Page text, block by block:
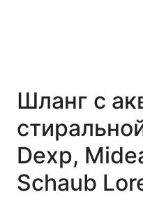
Шланг с
Dexp,
Schaub